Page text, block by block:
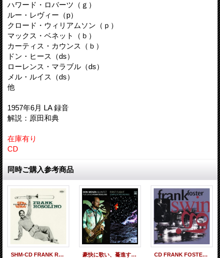
ハワード・ロバーツ（ｇ）
ルー・レヴィー（p）
クロード・ウィリアムソン（ｐ）
マックス・ベネット（ｂ）
カーティス・カウンス（ｂ）
ドン・ヒース（ds）
ローレンス・マラブル（ds）
メル・ルイス（ds）
他
1957年6月 LA 録音
解説：原田和典
在庫有り
CD
同時ご購入参考商品
SHM-CD FRANK ROSOLINO フランク・ロソリーノ / FRANK ROSOLINO フランク・ロソリーノ 豪快に歌い、驀進するエキサイティング&テイスティーな70年代ハード・バップ傑作! 2枚組CD DON MENZA QUINTET FEATURING FRANK ROSOLINO ドン・メンザ feat. フランク・ロソリーノ / FIRST FLIGHT COMPLETE RECORDINGS CD FRANK FOSTER フランク・フォスター / SWING! スウィング！